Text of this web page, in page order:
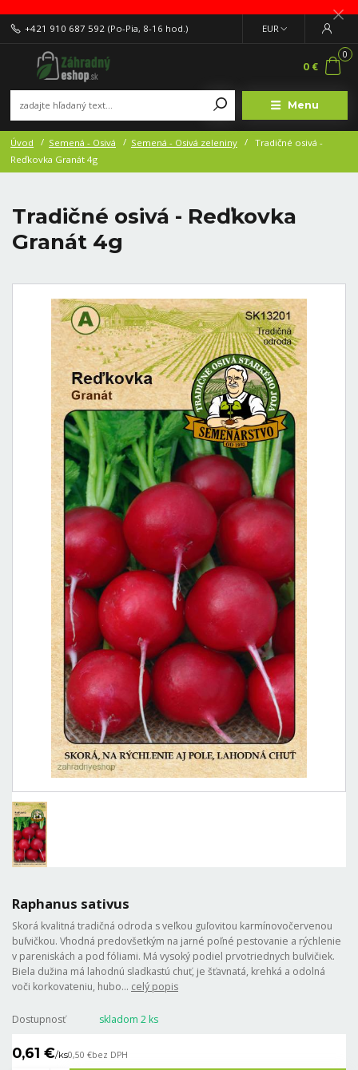
Menu
EUR
+421 910 687 592 (Po-Pia, 8-16 hod.)
0
0 €
Úvod Semená - Osivá Semená - Osivá zeleniny
Tradičné osivá -
Reďkovka Granát 4g
Tradičné osivá - Reďkovka
Granát 4g
Raphanus sativus
Skorá kvalitná tradičná odroda s veľkou guľovitou karmínovočervenou
buľvičkou. Vhodná predovšetkým na jarné poľné pestovanie a rýchlenie
v pareniskách a pod fóliami. Má vysoký podiel prvotriednych buľvičiek.
Biela dužina má lahodnú sladkastú chuť, je šťavnatá, krehká a odolná
voči korkovateniu, hubo... celý popis
Dostupnosť skladom 2 ks
0,61 €/ks0,50 €bez DPH